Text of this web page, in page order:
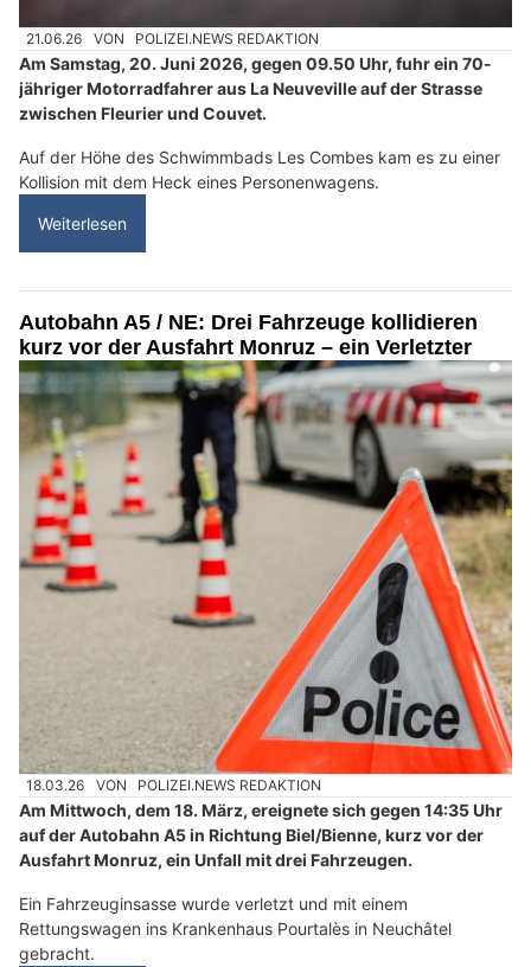
21.06.26 VON POLIZEI.NEWS REDAKTION
Am Samstag, 20. Juni 2026, gegen 09.50 Uhr, fuhr ein 70-
jähriger Motorradfahrer aus La Neuveville auf der Strasse
zwischen Fleurier und Couvet.
Auf der Höhe des Schwimmbads Les Combes kam es zu einer
Kollision mit dem Heck eines Personenwagens.
Weiterlesen
Autobahn A5 / NE: Drei Fahrzeuge kollidieren
kurz vor der Ausfahrt Monruz – ein Verletzter
18.03.26 VON POLIZEI.NEWS REDAKTION
Am Mittwoch, dem 18. März, ereignete sich gegen 14:35 Uhr
auf der Autobahn A5 in Richtung Biel/Bienne, kurz vor der
Ausfahrt Monruz, ein Unfall mit drei Fahrzeugen.
Ein Fahrzeuginsasse wurde verletzt und mit einem
Rettungswagen ins Krankenhaus Pourtalès in Neuchâtel
gebracht.